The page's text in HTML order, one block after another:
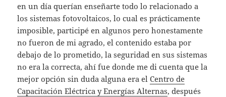
en un día querían enseñarte todo lo relacionado a
los sistemas fotovoltaicos, lo cual es prácticamente
imposible, participé en algunos pero honestamente
no fueron de mi agrado, el contenido estaba por
debajo de lo prometido, la seguridad en sus sistemas
no era la correcta, ahí fue donde me di cuenta que la
mejor opción sin duda alguna era elCentro de
Capacitación Eléctrica y Energías Alternas, después